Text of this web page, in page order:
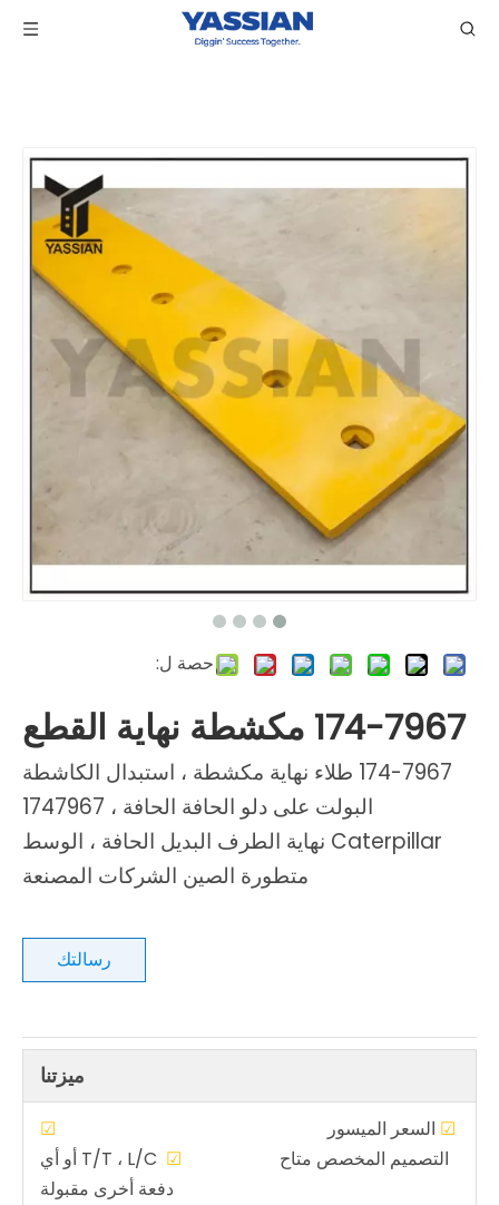
حصة ل:
174-7967 مكشطة نهاية القطع
174-7967 طلاء نهاية مكشطة ، استبدال الكاشطة
البولت على دلو الحافة الحافة ، 1747967
Caterpillar نهاية الطرف البديل الحافة ، الوسط
متطورة الصين الشركات المصنعة
رسالتك
ميزتنا
☑ السعر الميسور ☑
التصميم المخصص متاح ☑
T/T ، L/C أو أي
دفعة أخرى مقبولة